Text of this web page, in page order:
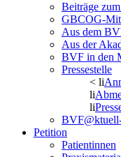
Beiträge
GBCOG-
Aus dem
Aus der
BVF in den
Pressestelle
< li
li
li
Petition
Patientinnen